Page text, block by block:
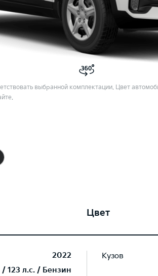
выбранной комплектации. Цвет
2022
123 л.с. / Бензин
Цвет
Кузов